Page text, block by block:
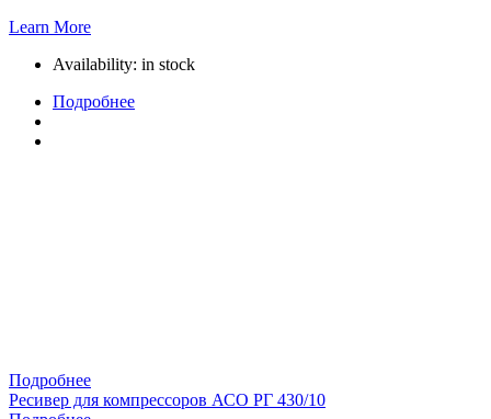
Learn More
Availability: in stock
Подробнее
Подробнее
Ресивер для компрессоров АСО РГ 430/10